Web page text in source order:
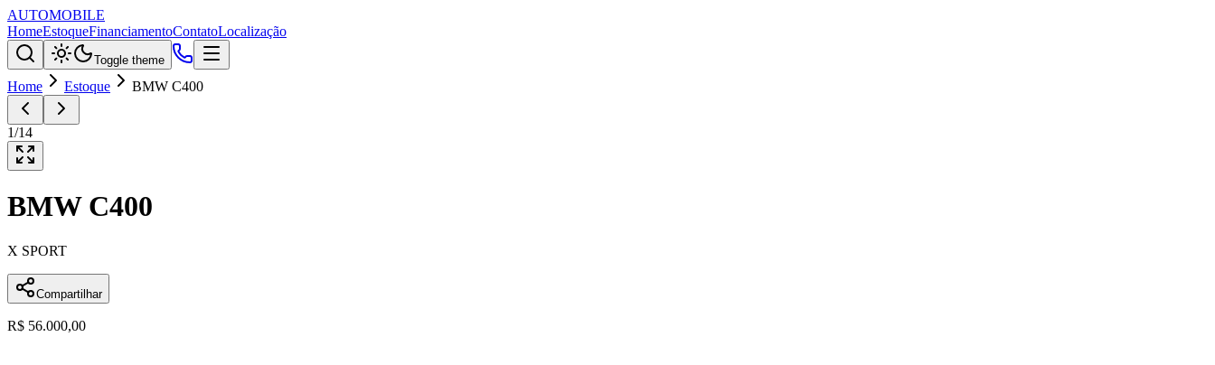
AUTOMOBILE
HomeEstoqueFinanciamentoContatoLocalização
Toggle theme
Home Estoque BMW C400
1/14
BMW C400
X SPORT
Compartilhar
R$ 56.000,00